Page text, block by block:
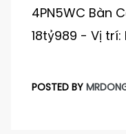
4PN5WC Bàn
18tỷ989 - Vị trí:
POSTED BY